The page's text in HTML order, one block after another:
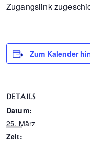
Zugangslink
Zum Kalender
DETAILS
Datum:
25. März
Zeit: